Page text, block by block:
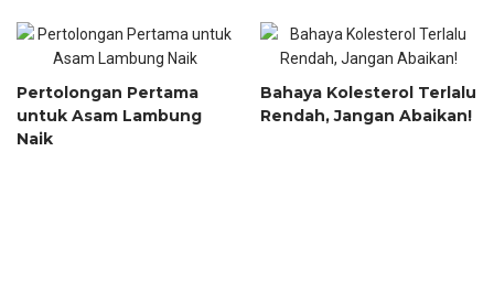
Pertolongan Pertama
untuk Asam Lambung
Naik
Bahaya Kolesterol Terlalu
Rendah, Jangan Abaikan!